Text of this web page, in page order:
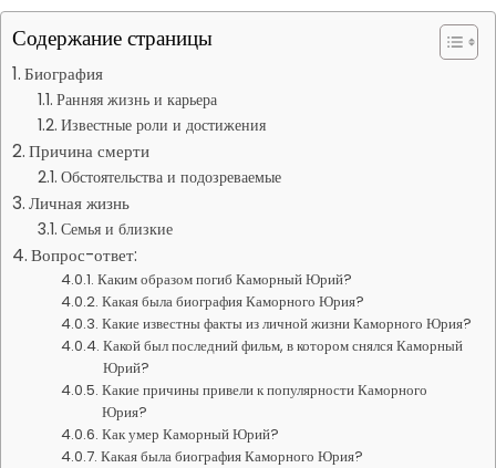
Содержание страницы
Биография
Ранняя жизнь и карьера
Известные роли и достижения
Причина смерти
Обстоятельства и подозреваемые
Личная жизнь
Семья и близкие
Вопрос-ответ:
Каким образом погиб Каморный Юрий?
Какая была биография Каморного Юрия?
Какие известны факты из личной жизни Каморного Юрия?
Какой был последний фильм, в котором снялся Каморный
Юрий?
Какие причины привели к популярности Каморного
Юрия?
Как умер Каморный Юрий?
Какая была биография Каморного Юрия?